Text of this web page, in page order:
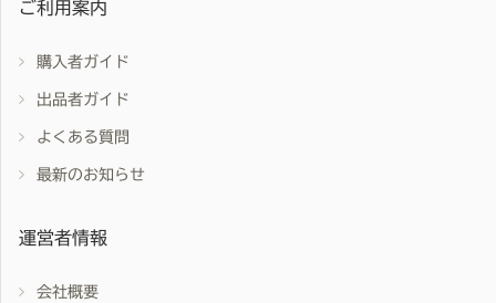
ご利用案内
購入者ガイド
出品者ガイド
よくある質問
最新のお知らせ
運営者情報
会社概要